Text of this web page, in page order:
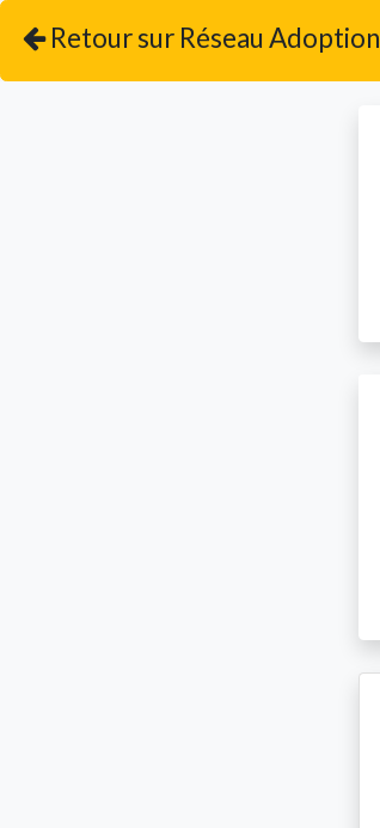
Retour sur Réseau Adoption